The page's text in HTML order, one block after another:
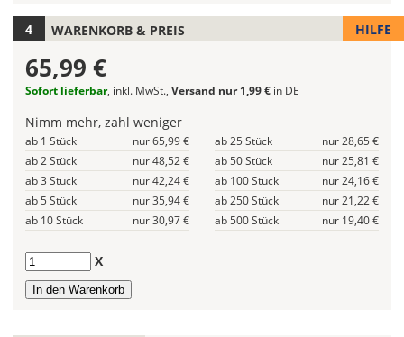
allen
Farbfeldern
die
Farbe
wird
ein
mehrfarbiges
Design
einfarbig.
Hier
legst
Du
WARENKORB & PREIS HILFE
65,99 €
Sofort lieferbar, inkl. MwSt., Versand nur 1,99 € in DE
Nimm mehr, zahl weniger
ab 1 Stück
nur 65,99 €
ab 2 Stück
nur 48,52 €
ab 3 Stück
nur 42,24 €
ab 5 Stück
nur 35,94 €
ab 10 Stück
nur 30,97 €
ab 25 Stück
nur 28,65 €
ab 50 Stück
nur 25,81 €
ab 100 Stück
nur 24,16 €
ab 250 Stück
nur 21,22 €
ab 500 Stück
nur 19,40 €
Anzahl X